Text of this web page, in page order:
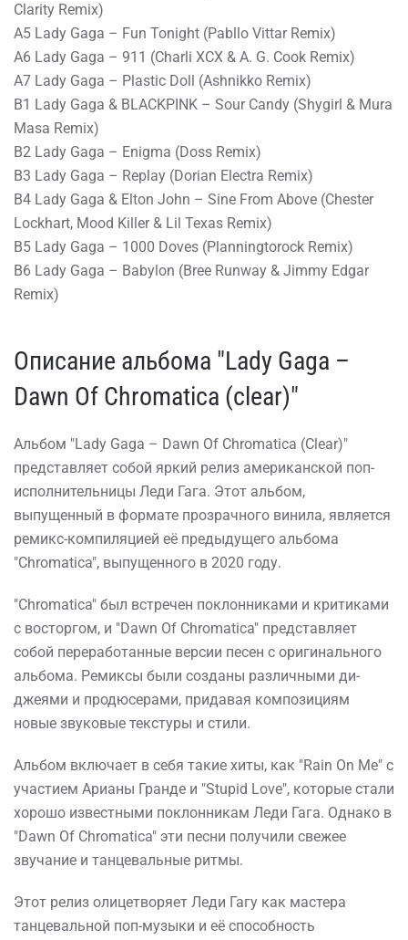
Clarity Remix)
A5 Lady Gaga – Fun Tonight (Pabllo Vittar Remix)
A6 Lady Gaga – 911 (Charli XCX & A. G. Cook Remix)
A7 Lady Gaga – Plastic Doll (Ashnikko Remix)
B1 Lady Gaga & BLACKPINK – Sour Candy (Shygirl & Mura
Masa Remix)
B2 Lady Gaga – Enigma (Doss Remix)
B3 Lady Gaga – Replay (Dorian Electra Remix)
B4 Lady Gaga & Elton John – Sine From Above (Chester
Lockhart, Mood Killer & Lil Texas Remix)
B5 Lady Gaga – 1000 Doves (Planningtorock Remix)
B6 Lady Gaga – Babylon (Bree Runway & Jimmy Edgar
Remix)
Описание альбома "Lady Gaga –
Dawn Of Chromatica (clear)"
Альбом "Lady Gaga – Dawn Of Chromatica (Clear)"
представляет собой яркий релиз американской поп-
исполнительницы Леди Гага. Этот альбом,
выпущенный в формате прозрачного винила, является
ремикс-компиляцией её предыдущего альбома
"Chromatica", выпущенного в 2020 году.
"Chromatica" был встречен поклонниками и критиками
с восторгом, и "Dawn Of Chromatica" представляет
собой переработанные версии песен с оригинального
альбома. Ремиксы были созданы различными ди-
джеями и продюсерами, придавая композициям
новые звуковые текстуры и стили.
Альбом включает в себя такие хиты, как "Rain On Me" с
участием Арианы Гранде и "Stupid Love", которые стали
хорошо известными поклонникам Леди Гага. Однако в
"Dawn Of Chromatica" эти песни получили свежее
звучание и танцевальные ритмы.
Этот релиз олицетворяет Леди Гагу как мастера
танцевальной поп-музыки и её способность